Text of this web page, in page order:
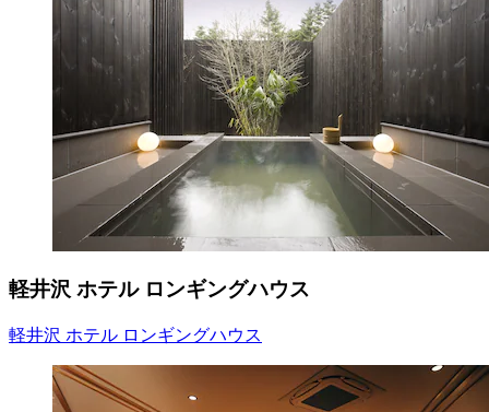
軽井沢 ホテル ロンギングハウス
軽井沢 ホテル ロンギングハウス